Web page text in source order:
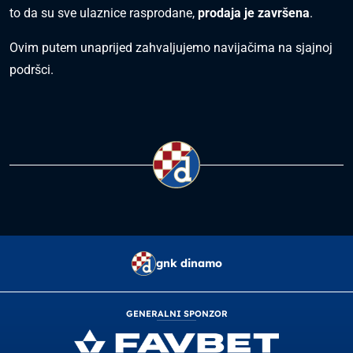
to da su sve ulaznice rasprodane, prodaja je završena.
Ovim putem unaprijed zahvaljujemo navijačima na sjajnoj
podršci.
gnk dinamo
GENERALNI SPONZOR